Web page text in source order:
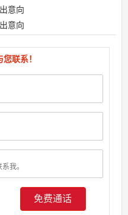
意向
意向
联系！
免费通话